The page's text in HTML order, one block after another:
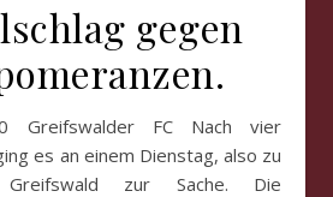
gegen
es an einem Dienstag, also zu
zur Sache. Die